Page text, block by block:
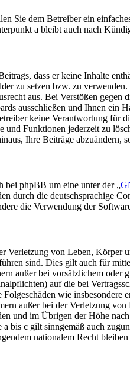
Sie dem Betreiber ein
a bleibt auch nach
dass er keine Inhalte
zu setzen bzw. zu verwenden.
aus. Bei Verstößen
ausschließen und Ihnen ein
keine Verantwortung für
Funktionen jederzeit zu
Ihre Beiträge
bei phpBB um eine unter der „
durch die deutschsprachige
die Verwendung der
Verletzung von Leben, Körper
sind. Dies gilt auch für
außer bei vorsätzlichem oder
auf die bei
wie insbesondere
außer bei der Verletzung
und im Übrigen der Höhe
bis c gilt sinngemäß auch
nationalem Recht